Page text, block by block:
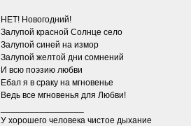
НЕТ! Новогодний!
Залупой красной Солнце село
Залупой синей на измор
Залупой желтой дни сомнений
И всю поэзию любви
Ебал я в сраку на мгновенье
Ведь все мгновенья для Любви!
У хорошего человека чистое дыхание